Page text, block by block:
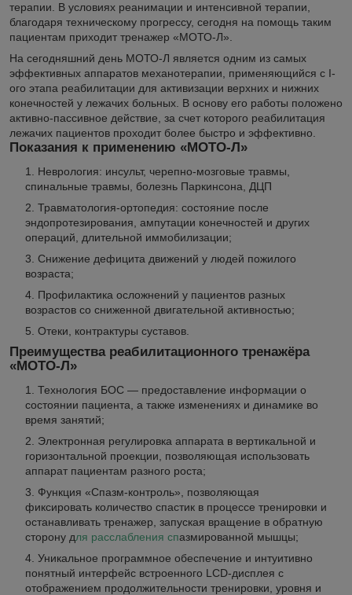
терапии. В условиях реанимации и интенсивной терапии,
благодаря техническому прогрессу, сегодня на помощь таким
пациентам приходит тренажер «МОТО-Л».
На сегодняшний день МОТО-Л является одним из самых
эффективных аппаратов механотерапии, применяющийся с I-
ого этапа реабилитации для активизации верхних и нижних
конечностей у лежачих больных. В основу его работы положено
активно-пассивное действие, за счет которого реабилитация
лежачих пациентов проходит более быстро и эффективно.
Показания к применению «МОТО-Л»
Неврология: инсульт, черепно-мозговые травмы,
спинальные травмы, болезнь Паркинсона, ДЦП
Травматология-ортопедия: состояние после
эндопротезирования, ампутации конечностей и других
операций, длительной иммобилизации;
Снижение дефицита движений у людей пожилого
возраста;
Профилактика осложнений у пациентов разных
возрастов со сниженной двигательной активностью;
Отеки, контрактуры суставов.
Преимущества реабилитационного тренажёра
«МОТО-Л»
Технология БОС — предоставление информации о
состоянии пациента, а также изменениях и динамике во
время занятий;
Электронная регулировка аппарата в вертикальной и
горизонтальной проекции, позволяющая использовать
аппарат пациентам разного роста;
Функция «Спазм-контроль», позволяющая
фиксировать количество спастик в процессе тренировки и
останавливать тренажер, запуская вращение в обратную
сторону для расслабления спазмированной мышцы;
Уникальное программное обеспечение и интуитивно
понятный интерфейс встроенного LСD-дисплея с
отображением продолжительности тренировки, уровня и